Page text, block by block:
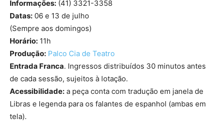
Informações: (41) 3321-3358
Datas: 06 e 13 de julho
(Sempre aos domingos)
Horário: 11h
Produção: Palco Cia de Teatro
Entrada Franca. Ingressos distribuídos 30 minutos antes
de cada sessão, sujeitos à lotação.
Acessibilidade: a peça conta com tradução em janela de
Libras e legenda para os falantes de espanhol (ambas em
tela).